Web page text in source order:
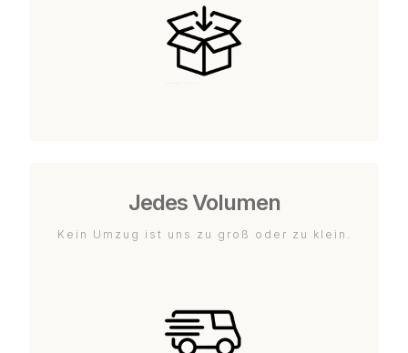
Jedes Volumen
Kein Umzug ist uns zu groß oder zu klein.